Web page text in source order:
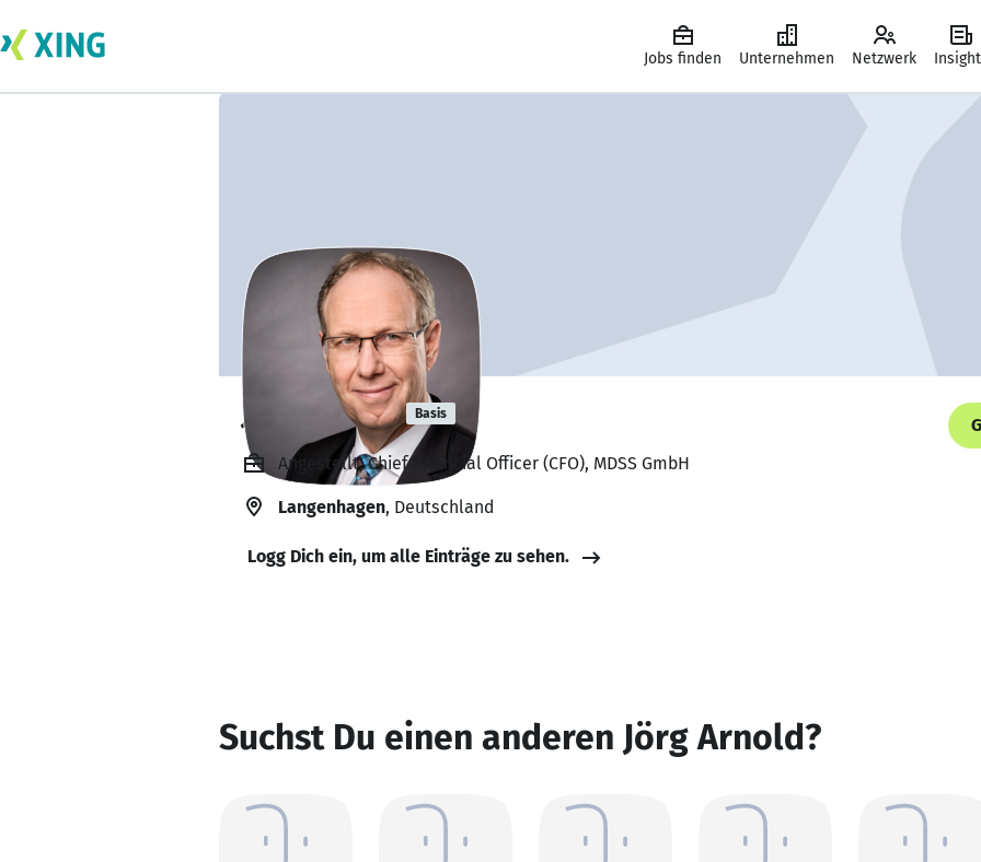
Jobs finden Unternehmen Netzwerk
Jörg Arnold Basis
Angestellt, Chief Financial Officer (CFO), MDSS GmbH
Langenhagen, Deutschland
Logg Dich ein, um alle Einträge zu sehen.
Suchst Du einen anderen Jörg Arnold?